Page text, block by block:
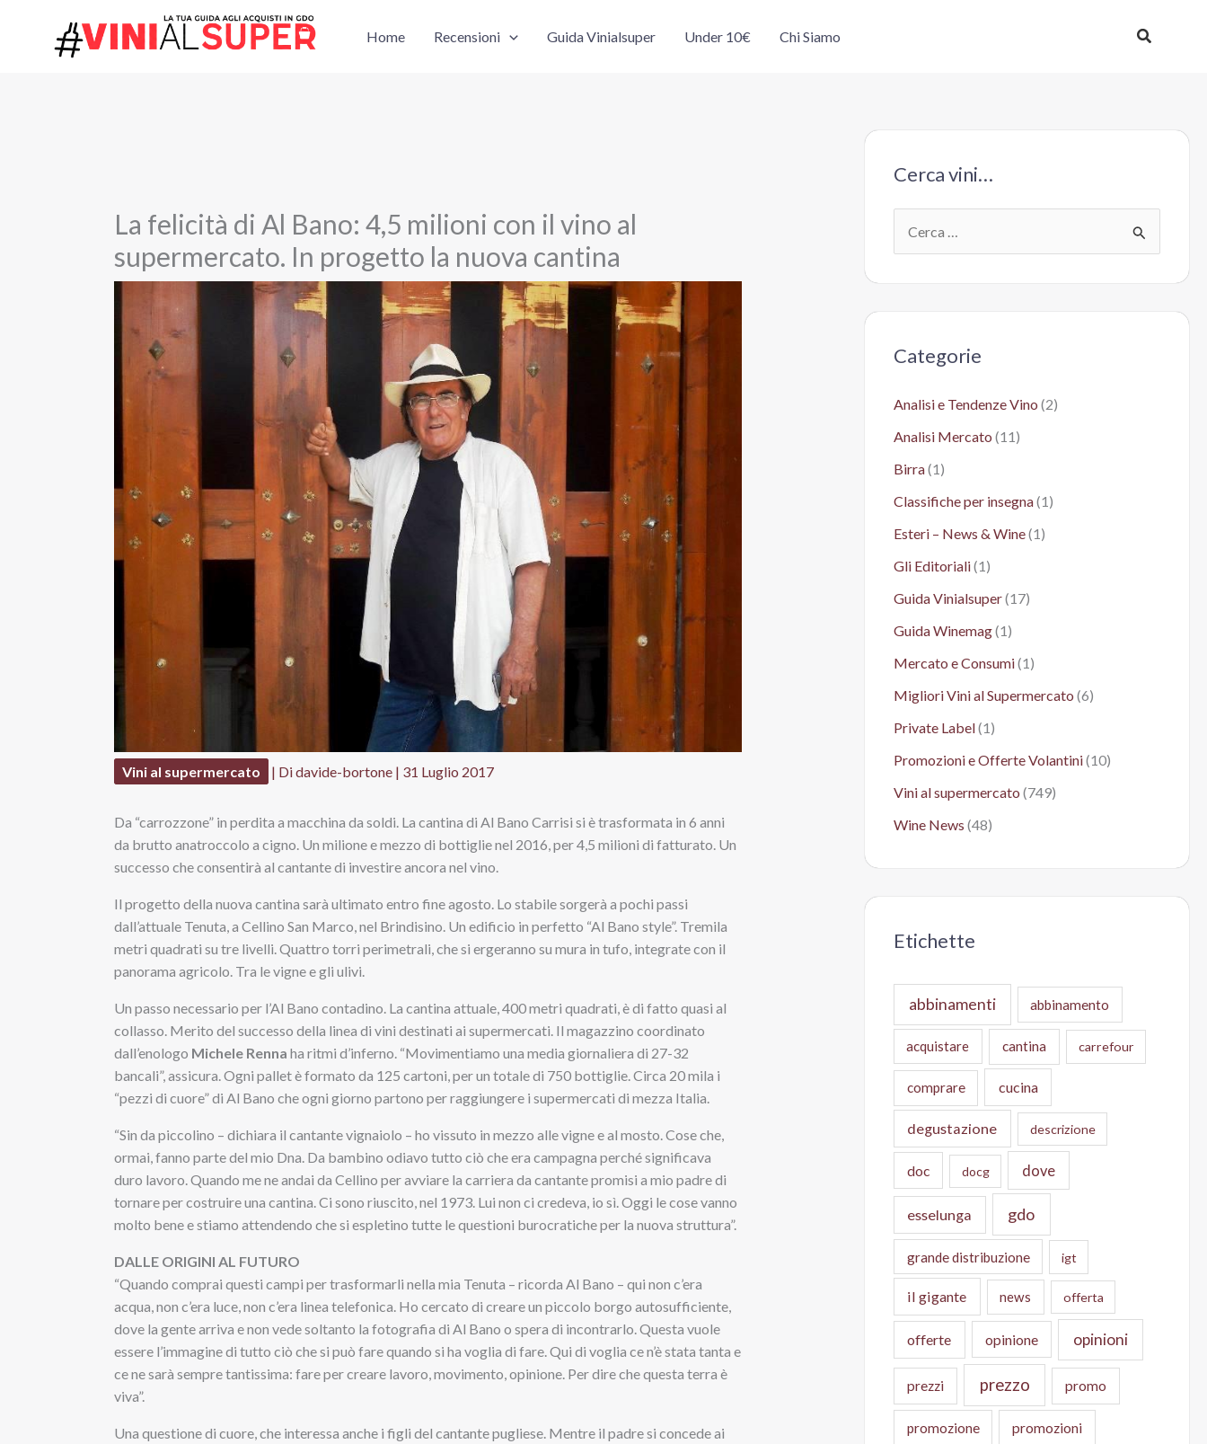
contenuto
Home Recensioni Guida Vinialsuper Under 10€ Chi Siamo Cerca
La felicità di Al Bano: 4,5 milioni con il vino al
supermercato. In progetto la nuova cantina
Vini al supermercato | Didavide-bortone | 31 Luglio 2017
Da “carrozzone” in perdita a macchina da soldi. La cantina di Al Bano Carrisi si è trasformata in 6 anni
da brutto anatroccolo a cigno. Un milione e mezzo di bottiglie nel 2016, per 4,5 milioni di fatturato. Un
successo che consentirà al cantante di investire ancora nel vino.
Il progetto della nuova cantina sarà ultimato entro fine agosto. Lo stabile sorgerà a pochi passi
dall’attuale Tenuta, a Cellino San Marco, nel Brindisino. Un edificio in perfetto “Al Bano style”. Tremila
metri quadrati su tre livelli. Quattro torri perimetrali, che si ergeranno su mura in tufo, integrate con il
panorama agricolo. Tra le vigne e gli ulivi.
Un passo necessario per l’Al Bano contadino. La cantina attuale, 400 metri quadrati, è di fatto quasi al
collasso. Merito del successo della linea di vini destinati ai supermercati. Il magazzino coordinato
dall’enologo Michele Renna ha ritmi d’inferno. “Movimentiamo una media giornaliera di 27-32
bancali”, assicura. Ogni pallet è formato da 125 cartoni, per un totale di 750 bottiglie. Circa 20 mila i
“pezzi di cuore” di Al Bano che ogni giorno partono per raggiungere i supermercati di mezza Italia.
“Sin da piccolino – dichiara il cantante vignaiolo – ho vissuto in mezzo alle vigne e al mosto. Cose che,
ormai, fanno parte del mio Dna. Da bambino odiavo tutto ciò che era campagna perché significava
duro lavoro. Quando me ne andai da Cellino per avviare la carriera da cantante promisi a mio padre di
tornare per costruire una cantina. Ci sono riuscito, nel 1973. Lui non ci credeva, io sì. Oggi le cose vanno
molto bene e stiamo attendendo che si espletino tutte le questioni burocratiche per la nuova struttura”.
DALLE ORIGINI AL FUTURO
“Quando comprai questi campi per trasformarli nella mia Tenuta – ricorda Al Bano – qui non c’era
acqua, non c’era luce, non c’era linea telefonica. Ho cercato di creare un piccolo borgo autosufficiente,
dove la gente arriva e non vede soltanto la fotografia di Al Bano o spera di incontrarlo. Questa vuole
essere l’immagine di tutto ciò che si può fare quando si ha voglia di fare. Qui di voglia ce n’è stata tanta e
ce ne sarà sempre tantissima: fare per creare lavoro, movimento, opinione. Per dire che questa terra è
viva”.
Una questione di cuore, che interessa anche i figli del cantante pugliese. Mentre il padre si concede ai
Cerca vini…
e
:Categorie
Analisi e Tendenze Vino (2)
Analisi Mercato (11)
Birra(1)
Classifiche per insegna(1)
Esteri – News & Wine(1)
Gli Editoriali(1)
Guida Vinialsuper(17)
Guida Winemag(1)
Mercato e Consumi(1)
Migliori Vini al Supermercato (6)
Private Label(1)
Promozioni e Offerte Volantini(10)
Vini al supermercato (749)
Wine News (48)
Etichette
abbinamenti abbinamento
acquistare cantina carrefour
comprare cucina
degustazione descrizione
doc docg dove
esselunga gdo
grande distribuzione igt
il gigante news offerta
offerte opinione opinioni
prezzi prezzo promo
promozione promozioni